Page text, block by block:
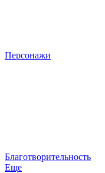
Персонажи
Благотворительность
Еще